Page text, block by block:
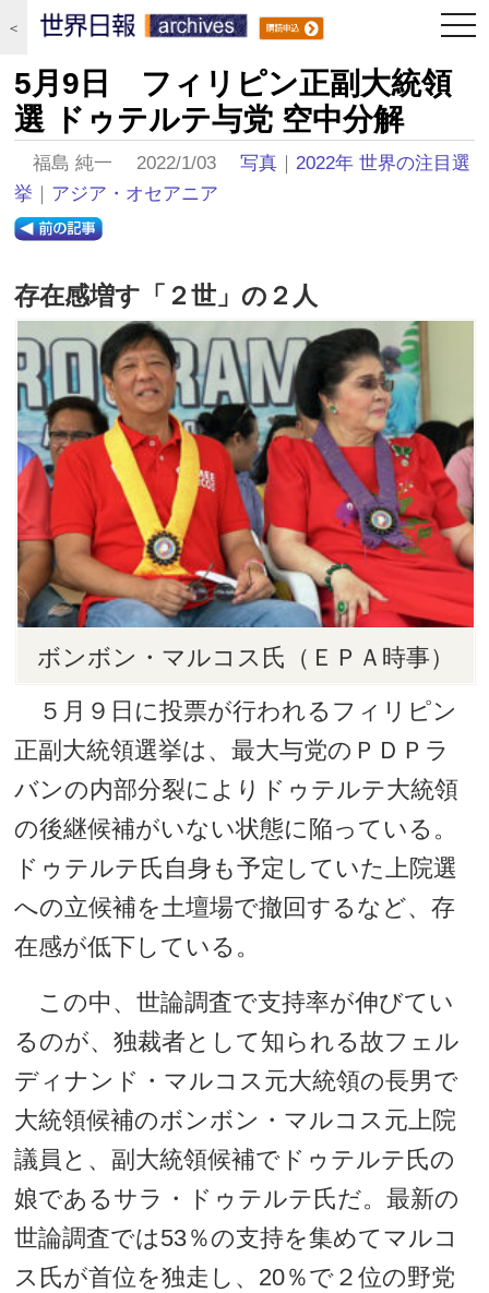
＜
5月9日 フィリピン正副大統領
選 ドゥテルテ与党 空中分解
福島 純一 2022/1/03写真 ｜2022年 世界の注目選
挙 ｜ アジア・オセアニア
存在感増す「２世」の２人
ボンボン・マルコス氏（ＥＰＡ時事）
５月９日に投票が行われるフィリピン
正副大統領選挙は、最大与党のＰＤＰラ
バンの内部分裂によりドゥテルテ大統領
の後継候補がいない状態に陥っている。
ドゥテルテ氏自身も予定していた上院選
への立候補を土壇場で撤回するなど、存
在感が低下している。
この中、世論調査で支持率が伸びてい
るのが、独裁者として知られる故フェル
ディナンド・マルコス元大統領の長男で
大統領候補のボンボン・マルコス元上院
議員と、副大統領候補でドゥテルテ氏の
娘であるサラ・ドゥテルテ氏だ。最新の
世論調査では53％の支持を集めてマルコ
ス氏が首位を独走し、20％で２位の野党